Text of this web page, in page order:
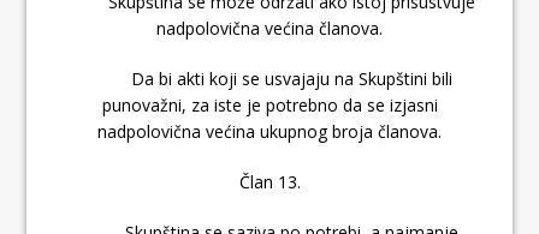
nadpolovična većina članova.
Da bi akti koji se usvajaju na Skupštini bili
punovažni, za iste je potrebno da se izjasni
nadpolovična većina ukupnog broja članova.
Član 13.